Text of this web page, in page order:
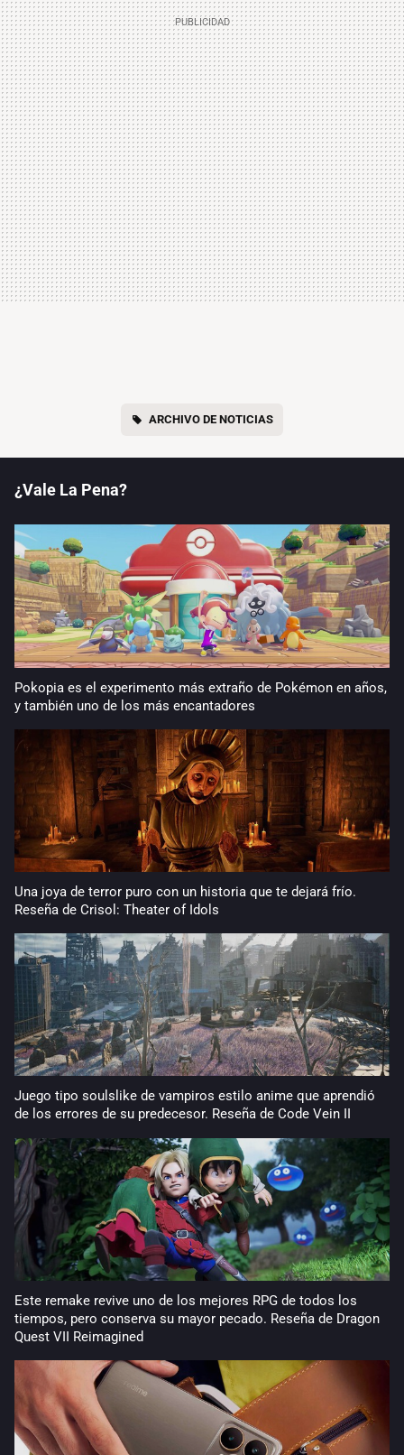
ARCHIVO DE NOTICIAS
¿Vale La Pena?
Pokopia es el experimento más extraño de Pokémon en años,
y también uno de los más encantadores
Una joya de terror puro con un historia que te dejará frío.
Reseña de Crisol: Theater of Idols
Juego tipo soulslike de vampiros estilo anime que aprendió
de los errores de su predecesor. Reseña de Code Vein II
Este remake revive uno de los mejores RPG de todos los
tiempos, pero conserva su mayor pecado. Reseña de Dragon
Quest VII Reimagined